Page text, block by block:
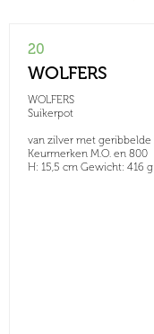
20
WOLFERS
WOLFERS
Suikerpot
van zilver met
Keurmerken M.O. en 800
H: 15,5 cm Gewicht: 416 g